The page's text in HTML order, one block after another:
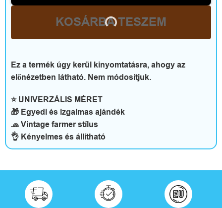
KOSÁRBA TESZEM
Ez a termék úgy kerül kinyomtatásra, ahogy az
előnézetben látható. Nem módosítjuk.
⭐ UNIVERZÁLIS MÉRET
🎁 Egyedi és izgalmas ajándék
🧢 Vintage farmer stílus
👌 Kényelmes és állítható